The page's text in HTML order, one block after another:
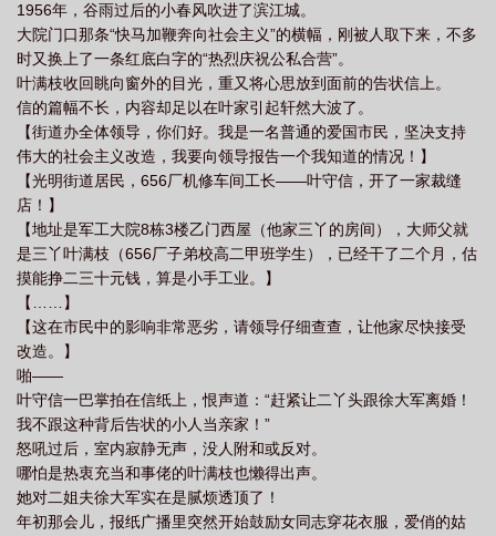
十年代军工大院有声 五十年代军工大院全文阅读
十年代军工大院鹿子草免费阅读
叶父却在厂里打听到一个小道消息——组织要给吴峥嵘介绍对象！
作为656厂的驻厂军代表，吴峥嵘前途光明、仪表堂堂，与他家水灵
灵的小闺女真是天造地设的一对！现在，距离两人结婚，就只差认
识了！凭借闺女的美貌，以及自己的厚脸皮，叶工长为闺女争取到
一次相亲机会。为了提高带回女婿的概率，他还斥巨资买了两张苏
联青年艺术团的演出门票。然而，相亲过后，叶满枝却带回来两个
消息。坏消息是，女婿飞了。好消息是，她在剧场里顺手解决了一
桩纠纷，凭借乐于助人（爱管闲事）的美好品质，以及做群众工作
的特殊才干，她跟吴团长要了一个去街道办工作的推荐名额！家人
们：“……”小剧场——军工大院里，小叶干事风风火火地做动员工
作：“革命的居民们！中央啊向咱们提出了大张旗鼓除四害的号召！
本着为人民服务的原则，咱们街道办将为大家统一购买耗子药！安
全除害，药效特快！花钱不多，一治一窝！”刚下班的吴峥嵘：
“……”这就是叶工长口中年轻貌美、文静娴雅的小闺女？
1956年，谷雨过后的小春风吹进了滨江城。
大院门口那条“快马加鞭奔向社会主义”的横幅，刚被人取下来，不多
时又换上了一条红底白字的“热烈庆祝公私合营”。
叶满枝收回眺向窗外的目光，重又将心思放到面前的告状信上。
信的篇幅不长，内容却足以在叶家引起轩然大波了。
【街道办全体领导，你们好。我是一名普通的爱国市民，坚决支持
伟大的社会主义改造，我要向领导报告一个我知道的情况！】
【光明街道居民，656厂机修车间工长——叶守信，开了一家裁缝
店！】
【地址是军工大院8栋3楼乙门西屋（他家三丫的房间），大师父就
是三丫叶满枝（656厂子弟校高二甲班学生），已经干了二个月，估
摸能挣二三十元钱，算是小手工业。】
【……】
【这在市民中的影响非常恶劣，请领导仔细查查，让他家尽快接受
改造。】
啪——
叶守信一巴掌拍在信纸上，恨声道：“赶紧让二丫头跟徐大军离婚！
我不跟这种背后告状的小人当亲家！”
怒吼过后，室内寂静无声，没人附和或反对。
哪怕是热衷充当和事佬的叶满枝也懒得出声。
她对二姐夫徐大军实在是腻烦透顶了！
年初那会儿，报纸广播里突然开始鼓励女同志穿花衣服，爱俏的姑